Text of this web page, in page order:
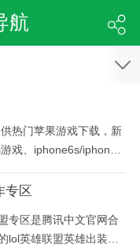
航
热门苹果游戏下载，新
戏、iphone6s/iphone5
手机游戏网。
专区
专区是腾讯中文官网合
lol英雄联盟英雄出装攻